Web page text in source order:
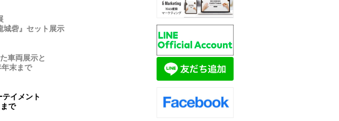
砦』セット展示
車両展示と
末まで
イメント
で